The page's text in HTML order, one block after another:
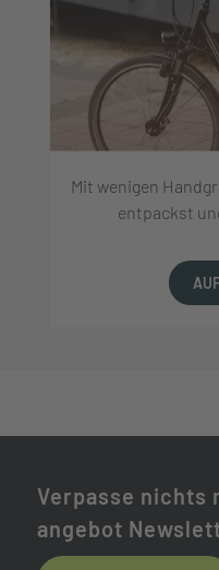
Mit wenigen
entpackst
Verpasse nichts
angebot